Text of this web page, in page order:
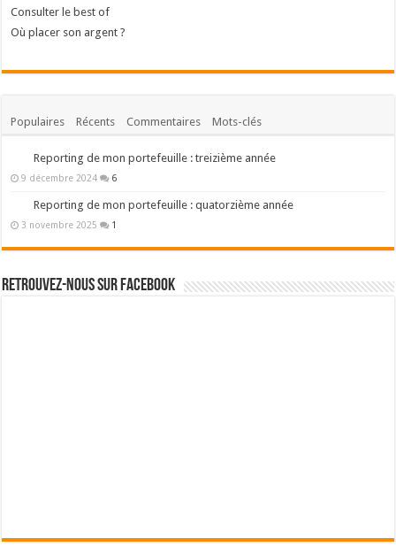
Consulter le best of
Où placer son argent ?
Populaires Récents Commentaires Mots-clés
Reporting de mon portefeuille : treizième année
9 décembre 2024 6
Reporting de mon portefeuille : quatorzième année
3 novembre 2025 1
Retrouvez-nous sur Facebook